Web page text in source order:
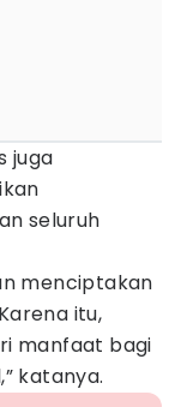
juga
seluruh
menciptakan
itu,
manfaat bagi
katanya.